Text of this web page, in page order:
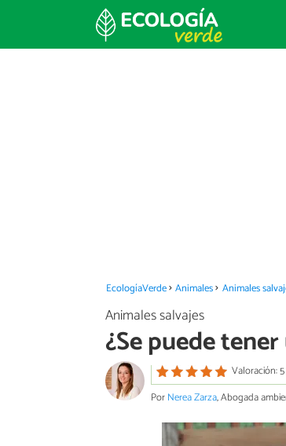
EcologíaVerde Animales Animales
Animales salvajes
¿Se puede
Valoración:
PorNerea Zarza, Abogada